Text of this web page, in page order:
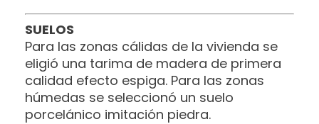
SUELOS
Para las zonas cálidas de la vivienda se
eligió una tarima de madera de primera
calidad efecto espiga. Para las zonas
húmedas se seleccionó un suelo
porcelánico imitación piedra.